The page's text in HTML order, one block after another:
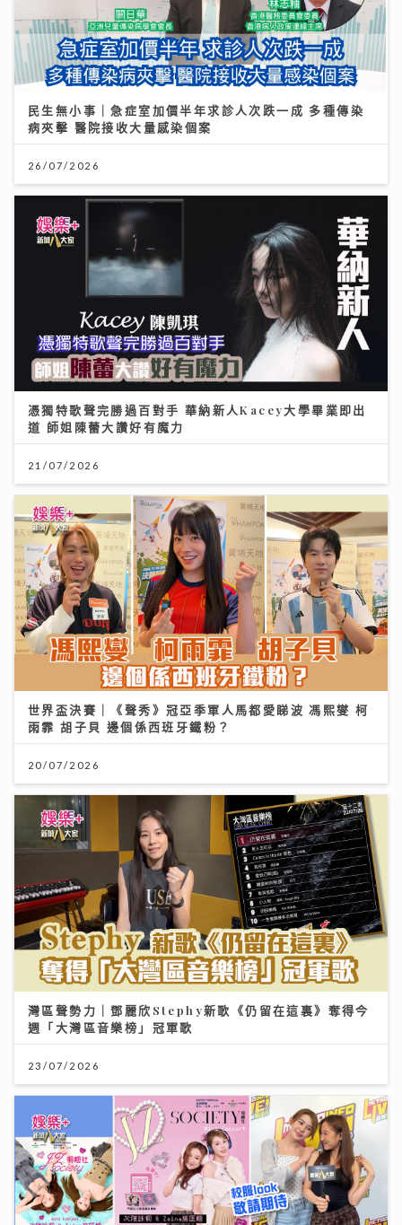
民生無小事｜急症室加價半年求診人次跌一成 多種傳染
病夾擊 醫院接收大量感染個案
26/07/2026
憑獨特歌聲完勝過百對手 華納新人Kacey大學畢業即出
道 師姐陳蕾大讚好有魔力
21/07/2026
世界盃決賽｜《聲秀》冠亞季軍人馬都愛睇波 馮熙燮 柯
雨霏 胡子貝 邊個係西班牙鐵粉？
20/07/2026
灣區聲勢力｜鄧麗欣Stephy新歌《仍留在這裏》奪得今
週「大灣區音樂榜」冠軍歌
23/07/2026